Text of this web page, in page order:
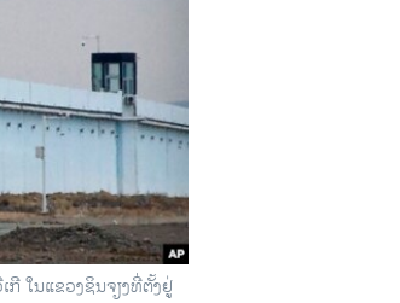
ໃນແຂວງຊິນຈຽງທີ່ຕັ້ງຢູ່